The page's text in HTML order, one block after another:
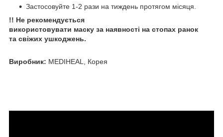
Застосовуйте 1-2 рази на тиждень протягом місяця.
!! Не рекомендується
використовувати маску за наявності на стопах ранок
та свіжих ушкоджень.
Виробник: MEDIHEAL, Корея